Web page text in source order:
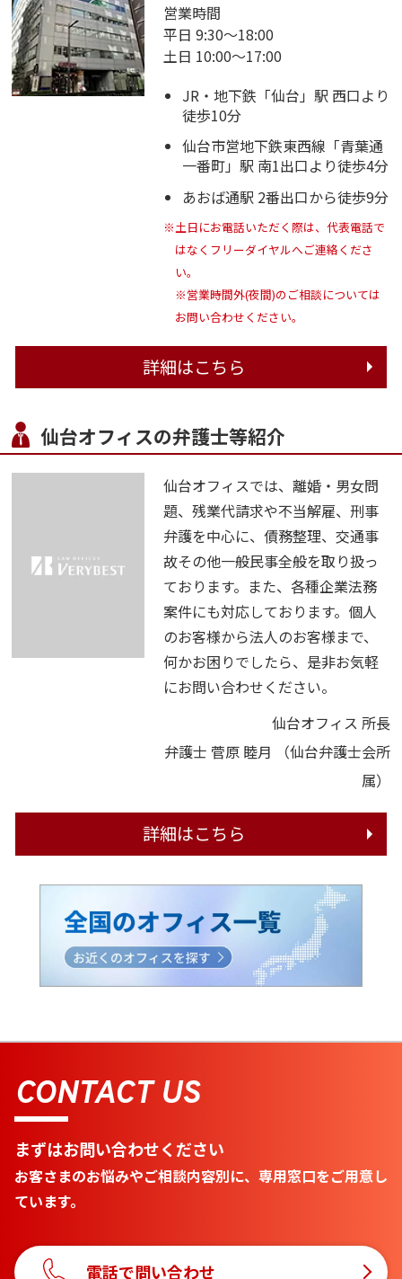
営業時間
平日 9:30～18:00
土日 10:00～17:00
JR・地下鉄「仙台」駅 西口より
徒歩10分
仙台市営地下鉄東西線「青葉通
一番町」駅 南1出口より徒歩4分
あおば通駅 2番出口から徒歩9分
※土日にお電話いただく際は、代表電話で
はなくフリーダイヤルへご連絡くださ
い。
※営業時間外(夜間)のご相談については
お問い合わせください。
詳細はこちら
仙台オフィスの弁護士等紹介
仙台オフィスでは、離婚・男女問
題、残業代請求や不当解雇、刑事
弁護を中心に、債務整理、交通事
故その他一般民事全般を取り扱っ
ております。また、各種企業法務
案件にも対応しております。個人
のお客様から法人のお客様まで、
何かお困りでしたら、是非お気軽
にお問い合わせください。
仙台オフィス 所長
弁護士 菅原 睦月
（仙台弁護士会所
属）
詳細はこちら
CONTACT US
まずはお問い合わせください
お客さまのお悩みやご相談内容別に、専用窓口をご用意し
ています。
電話で問い合わせ